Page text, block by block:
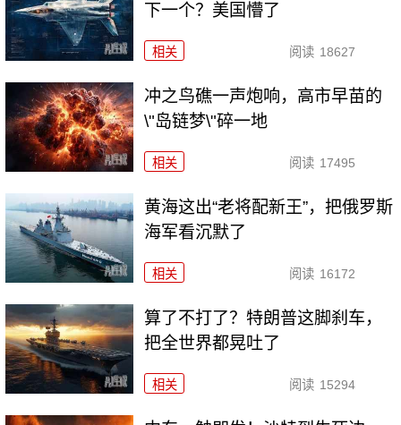
下一个？美国懵了
相关 阅读 18627
冲之鸟礁一声炮响，高市早苗的
\"岛链梦\"碎一地
相关 阅读 17495
黄海这出“老将配新王”，把俄罗斯
海军看沉默了
相关 阅读 16172
算了不打了？特朗普这脚刹车，
把全世界都晃吐了
相关 阅读 15294